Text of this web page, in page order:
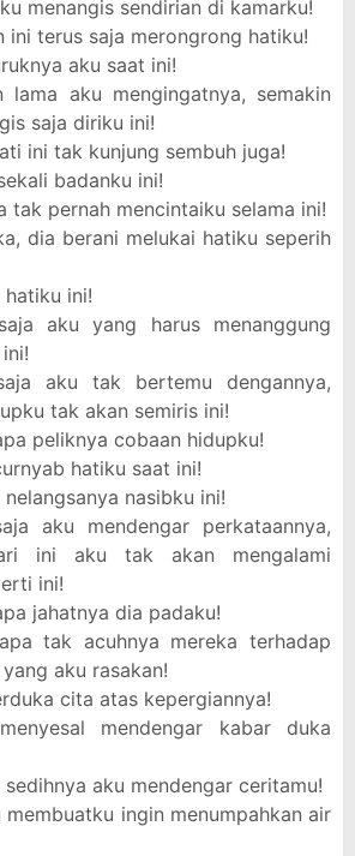
menangis sendirian di kamarku!
ini terus saja merongrong hatiku!
aku saat ini!
lama aku mengingatnya, semakin
saja diriku ini!
ini tak kunjung sembuh juga!
badanku ini!
tak pernah mencintaiku selama ini!
dia berani melukai hatiku seperih
hatiku ini!
aku yang harus menanggung
aku tak bertemu dengannya,
tak akan semiris ini!
peliknya cobaan hidupku!
hatiku saat ini!
nasibku ini!
aku mendengar perkataannya,
ini aku tak akan mengalami
ini!
jahatnya dia padaku!
tak acuhnya mereka terhadap
aku rasakan!
cita atas kepergiannya!
mendengar kabar duka
aku mendengar ceritamu!
membuatku ingin menumpahkan air